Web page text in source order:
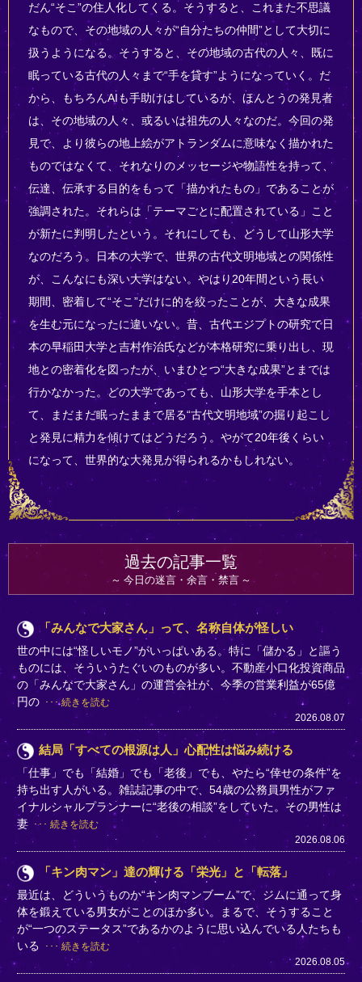
だん“そこ”の住人化してくる。そうすると、これまた不思議
なもので、その地域の人々が“自分たちの仲間”として大切に
扱うようになる。そうすると、その地域の古代の人々、既に
眠っている古代の人々まで“手を貸す”ようになっていく。だ
から、もちろんAIも手助けはしているが、ほんとうの発見者
は、その地域の人々、或るいは祖先の人々なのだ。今回の発
見で、より彼らの地上絵がアトランダムに意味なく描かれた
ものではなくて、それなりのメッセージや物語性を持って、
伝達、伝承する目的をもって「描かれたもの」であることが
強調された。それらは「テーマごとに配置されている」こと
が新たに判明したという。それにしても、どうして山形大学
なのだろう。日本の大学で、世界の古代文明地域との関係性
が、こんなにも深い大学はない。やはり20年間という長い
期間、密着して“そこ”だけに的を絞ったことが、大きな成果
を生む元になったに違いない。昔、古代エジプトの研究で日
本の早稲田大学と吉村作治氏などが本格研究に乗り出し、現
地との密着化を図ったが、いまひとつ“大きな成果”とまでは
行かなかった。どの大学であっても、山形大学を手本とし
て、まだまだ眠ったままで居る“古代文明地域”の掘り起こし
と発見に精力を傾けてはどうだろう。やがて20年後くらい
になって、世界的な大発見が得られるかもしれない。
過去の記事一覧
今日の迷言・余言・禁言
「みんなで大家さん」って、名称自体が怪しい
世の中には“怪しいモノ”がいっぱいある。特に「儲かる」と謳う
ものには、そういうたぐいのものが多い。不動産小口化投資商品
の「みんなで大家さん」の運営会社が、今季の営業利益が65億
円の
続きを読む
2026.08.07
結局「すべての根源は人」心配性は悩み続ける
「仕事」でも「結婚」でも「老後」でも、やたら“倖せの条件”を
持ち出す人がいる。雑誌記事の中で、54歳の公務員男性がファ
イナルシャルプランナーに“老後の相談”をしていた。その男性は
妻
続きを読む
2026.08.06
「キン肉マン」達の輝ける「栄光」と「転落」
最近は、どういうものか“キン肉マンブーム”で、ジムに通って身
体を鍛えている男女がことのほか多い。まるで、そうすること
が“一つのステータス”であるかのように思い込んでいる人たちも
いる
続きを読む
2026.08.05